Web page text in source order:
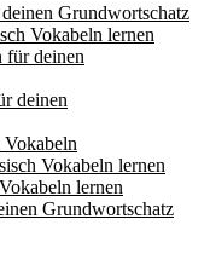
Grundwortschatz
Vokabeln lernen
für deinen
deinen
Vokabeln lernen
lernen
Grundwortschatz